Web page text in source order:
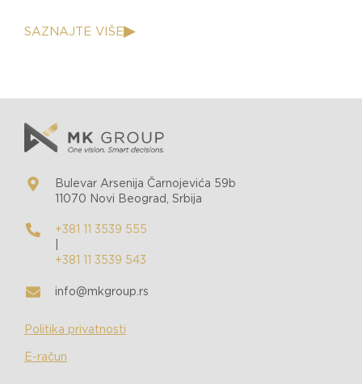
SAZNAJTE VIŠE
Bulevar Arsenija Čarnojevića 59b
11070 Novi Beograd, Srbija
+381 11 3539 555
+381 11 3539 543
info@mkgroup.rs
Politika privatnosti
E-račun